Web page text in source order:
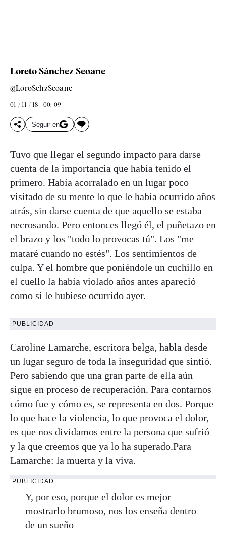
Loreto Sánchez Seoane
@LoroSchzSeoane
01 / 11 / 18 - 00: 09
Seguir en
Tuvo que llegar el segundo impacto para darse
cuenta de la importancia que había tenido el
primero. Había acorralado en un lugar poco
visitado de su mente lo que le había ocurrido años
atrás, sin darse cuenta de que aquello se estaba
necrosando. Pero entonces llegó él, el puñetazo en
el brazo y los "todo lo provocas tú". Los "me
mataré cuando no estés". Los sentimientos de
culpa. Y el hombre que poniéndole un cuchillo en
el cuello la había violado años antes apareció
como si le hubiese ocurrido ayer.
PUBLICIDAD
Caroline Lamarche, escritora belga, habla desde
un lugar seguro de toda la inseguridad que sintió.
Pero sabiendo que una gran parte de ella aún
sigue en proceso de recuperación. Para contarnos
cómo fue y cómo es, se representa en dos. Porque
lo que hace la violencia, lo que provoca el dolor,
es que nos dividamos entre la persona que sufrió
y la que creemos que ya lo ha superado.Para
Lamarche: la muerta y la viva.
PUBLICIDAD
Y, por eso, porque el dolor es mejor
mostrarlo brumoso, nos los enseña dentro
de un sueño